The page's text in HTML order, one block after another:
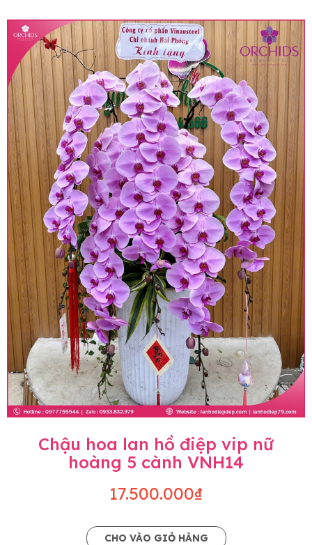
• Giá trên được miễn ship giao trong nội thành,
miễn phí in thiệp - banner theo yêu cầu khách
hàng.
• Beautiful Orchids liên kết với các cửa hàng
trên toàn quốc để phục vụ giao hoa tận nơi, mỗi
khu vực sẽ có mức giá khác nhau (tùy vào chi
phí mặt bằng, nguyên vật liệu,..) nên giá có thể sẽ
thay đổi so với giá niêm yết trên website. Khách
hàng ở Tỉnh thành khác vui lòng chủ động hỏi lại
giá trước khi đặt hàng, shop sẽ chủ động báo giá
chính xác khi có địa chỉ giao hàng cụ thể.
Chậu hoa lan hồ điệp vip nữ
hoàng 5 cành VNH14
17.500.000₫
CHO VÀO GIỎ HÀNG